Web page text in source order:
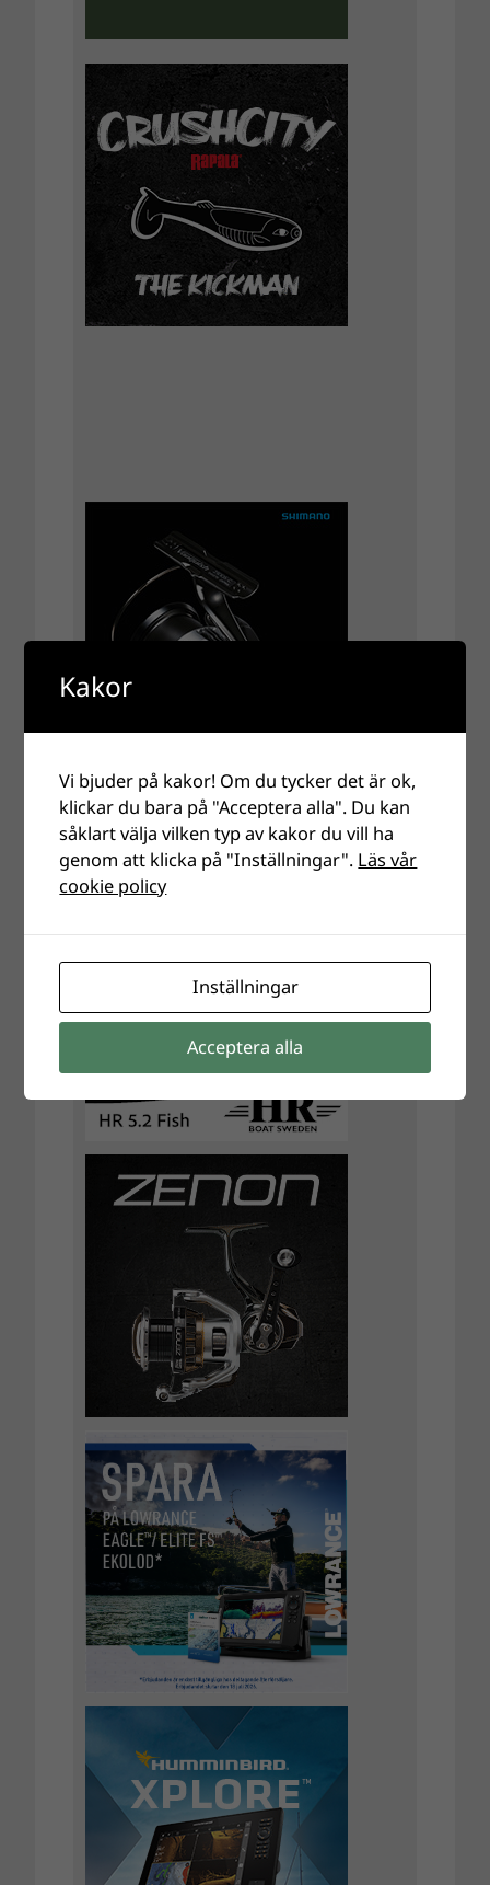
Kakor
Vi bjuder på kakor! Om du tycker det är ok,
klickar du bara på "Acceptera alla". Du kan
såklart välja vilken typ av kakor du vill ha
genom att klicka på "Inställningar". Läs vår
cookie policy
Inställningar
Acceptera alla